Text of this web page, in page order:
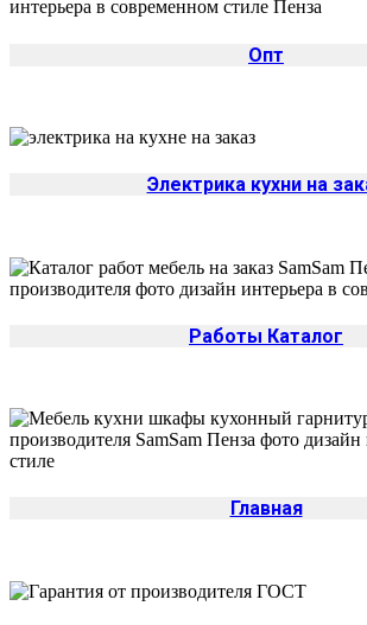
Опт
Электрика кухни на
Работы Каталог
Главная